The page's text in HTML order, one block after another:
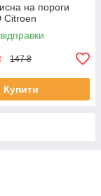
на пороги
Citroen
147 ₴
Купити